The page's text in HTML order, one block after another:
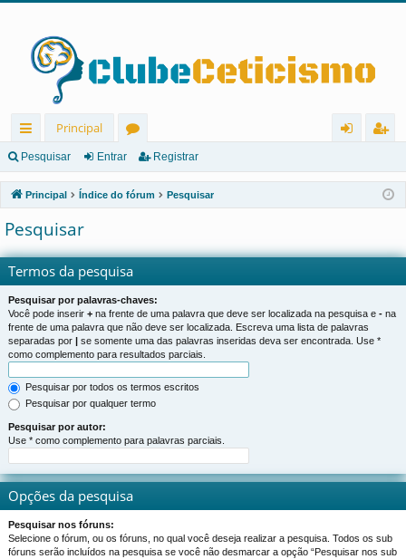
in
ks
rá
pi
d
os
Principal
ór
u
ns
ra
r
ist
ra
Pesquisar Entrar Registrar
Principal Índice do fórum Pesquisar
Pesquisar
Termos da pesquisa
Pesquisar por palavras-chaves:
Você pode inserir + na frente de uma palavra que deve ser localizada na pesquisa e - na
frente de uma palavra que não deve ser localizada. Escreva uma lista de palavras
separadas por
se somente uma das palavras inseridas deva ser encontrada. Use *
como complemento para resultados parciais.
Pesquisar por todos os termos escritos
Pesquisar por qualquer termo
Pesquisar por autor:
Use * como complemento para palavras parciais.
Opções da pesquisa
Pesquisar nos fóruns:
Selecione o fórum, ou os fóruns, no qual você deseja realizar a pesquisa. Todos os sub
fóruns serão incluídos na pesquisa se você não desmarcar a opção “Pesquisar nos sub